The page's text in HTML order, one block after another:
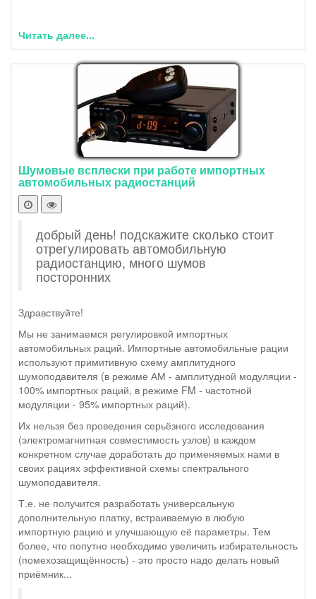
Читать далее...
Шумовые всплески при работе импортных
автомобильных радиостанций
добрый день! подскажите сколько стоит
отрегулировать автомобильную
радиостанцию, много шумов
посторонних
Здравствуйте!
Мы не занимаемся регулировкой импортных
автомобильных раций. Импортные автомобильные рации
используют примитивную схему амплитудного
шумоподавителя (в режиме АМ - амплитудной модуляции -
100% импортных раций, в режиме FM - частотной
модуляции - 95% импортных раций).
Их нельзя без проведения серьёзного исследования
(электромагнитная совместимость узлов) в каждом
конкретном случае доработать до применяемых нами в
своих рациях эффективной схемы спектрального
шумоподавителя.
Т.е. не получится разработать универсальную
дополнительную платку, встраиваемую в любую
импортную рацию и улучшающую её параметры. Тем
более, что попутно необходимо увеличить избирательность
(помехозащищённость) - это просто надо делать новый
приёмник...